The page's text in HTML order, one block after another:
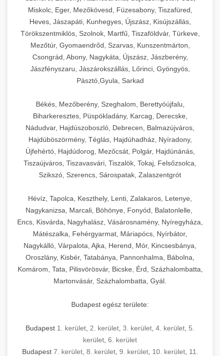
Miskolc, Eger, Mezőkövesd, Füzesabony, Tiszafüred,
Heves, Jászapáti, Kunhegyes, Újszász, Kisújszállás,
Törökszentmiklós, Szolnok, Martfű, Tiszaföldvár, Túrkeve,
Mezőtúr, Gyomaendrőd, Szarvas, Kunszentmárton,
Csongrád, Abony, Nagykáta, Újszász, Jászberény,
Jászfényszaru, Jászárokszállás, Lőrinci, Gyöngyös,
Pásztó,Gyula, Sarkad
Békés, Mezőberény, Szeghalom, Berettyóújfalu,
Biharkeresztes, Püspökladány, Karcag, Derecske,
Nádudvar, Hajdúszoboszló, Debrecen, Balmazújváros,
Hajdúböszörmény, Téglás, Hajdúhadház, Nyíradony,
Újfehértó, Hajdúdorog, Mezőcsát, Polgár, Hajdúnánás,
Tiszaújváros, Tiszavasvári, Tiszalök, Tokaj, Felsőzsolca,
Szikszó, Szerencs, Sárospatak, Zalaszentgrót
Hévíz, Tapolca, Keszthely, Lenti, Zalakaros, Letenye,
Nagykanizsa, Marcali, Böhönye, Fonyód, Balatonlelle,
Encs, Kisvárda, Nagyhalász, Vásárosnamény, Nyíregyháza,
Mátészalka, Fehérgyarmat, Máriapócs, Nyírbátor,
Nagykálló, Várpalota, Ajka, Herend, Mór, Kincsesbánya,
Oroszlány, Kisbér, Tatabánya, Pannonhalma, Bábolna,
Komárom, Tata, Pilisvörösvár, Bicske, Érd, Százhalombatta,
Martonvásár, Százhalombatta, Gyál.
Budapest egész területe:
Budapest 1. kerület 2. kerület 3. kerület 4. kerület 5.
kerület 6. kerület
Budapest 7. kerület, 8. kerület, 9. kerület, 10. kerület, 11.